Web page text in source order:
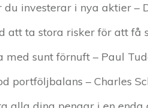
investerar i nya aktier –
att ta stora risker för att få
sunt förnuft – Paul
portföljbalans – Charles